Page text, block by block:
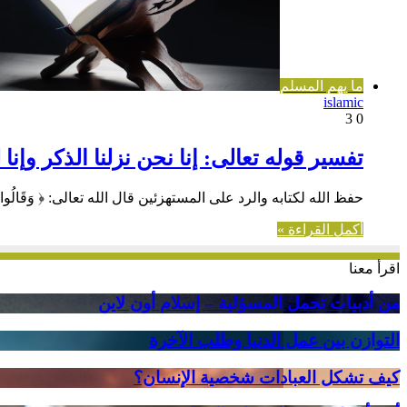
ما يهم المسلم
islamic
0
تفسير قوله تعالى: إنا نحن نزلنا الذكر
حفظ الله لكتابه والرد على المستهزئين قال الله تعالى: ﴿
أكمل القراءة »
اقرأ معنا
من
أدبيات
تحمل
المسؤلية
–
إسلام
من أدبيات تحمل المسؤلية – إسلام أون لاين
التوازن
بين
عمل
الدنيا
التوازن بين عمل الدنيا وطلب الآخرة
كيف
تشكل
كيف تشكل العبادات شخصية الإنسان؟